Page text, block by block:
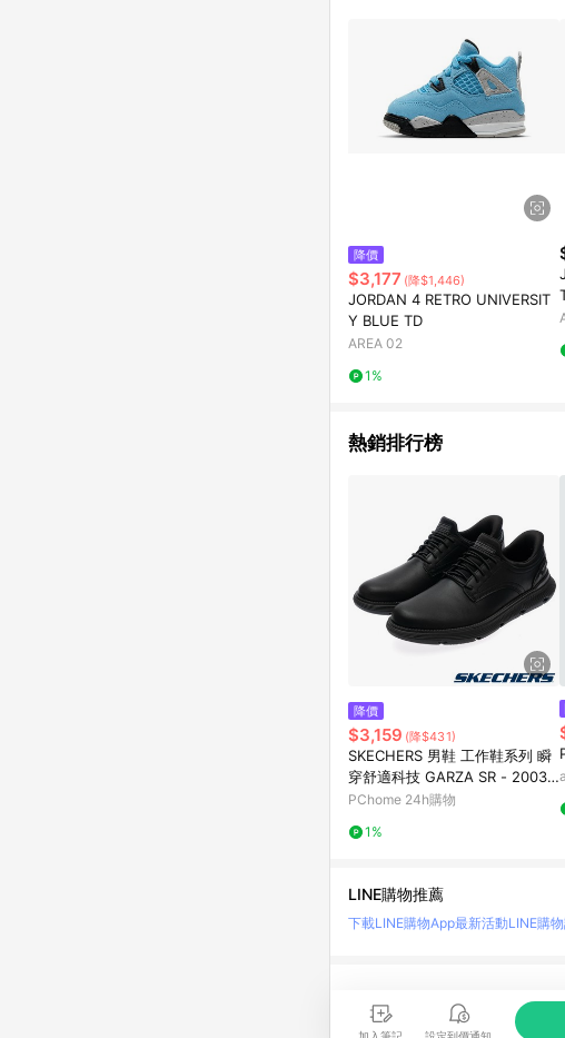
降價
$3,177 (降$1,446)
JORDAN 4 RETRO UNIVERSIT
Y BLUE TD
AREA 02
1%
熱銷排行榜
降價
$3,159 (降$431)
SKECHERS 男鞋 工作鞋系列 瞬
穿舒適科技 GARZA SR - 20031
0BLK
PChome 24h購物
1%
LINE購物推薦
下載LINE購物App最新活動LINE購
LINE 購物是匯集購物情報與商品
時間差，請務必點擊商品至各合作